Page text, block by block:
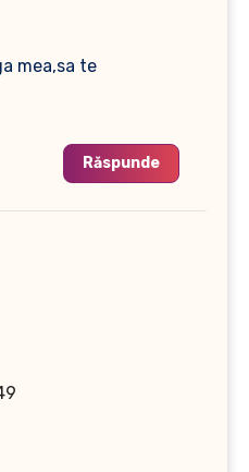
mea,sa te
Răspunde